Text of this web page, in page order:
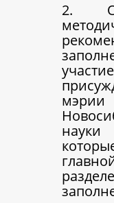
2.